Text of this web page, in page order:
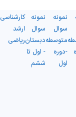
نمونه
سوال
متوسطه
-دوره
اول
نمونه
سوال
دبستان
- اول تا
ششم
کارشناسی
ارشد
ریاضی